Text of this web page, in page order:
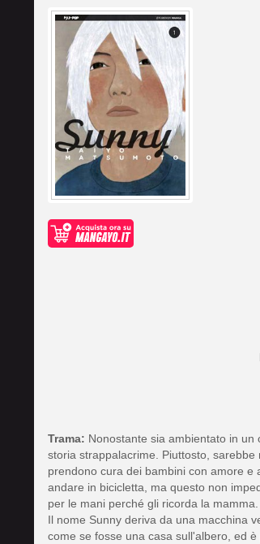
Trama: Nonostante sia ambientato in
storia strappalacrime. Piuttosto,
prendono cura dei bambini con amore
andare in bicicletta, ma questo non
per le mani perché gli ricorda la mamma.
Il nome Sunny deriva da una macchina
come se fosse una casa sull'albero, ed